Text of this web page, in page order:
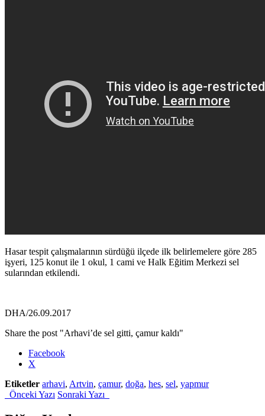
Hasar tespit çalışmalarının sürdüğü ilçede ilk belirlemelere göre 285
işyeri, 125 konut ile 1 okul, 1 cami ve Halk Eğitim Merkezi sel
sularından etkilendi.
DHA/26.09.2017
Share the post "Arhavi’de sel gitti, çamur kaldı"
Facebook
X
Etiketler arhavi, Artvin, çamur, doğa, hes, sel, yapmur
Önceki Yazı Sonraki Yazı